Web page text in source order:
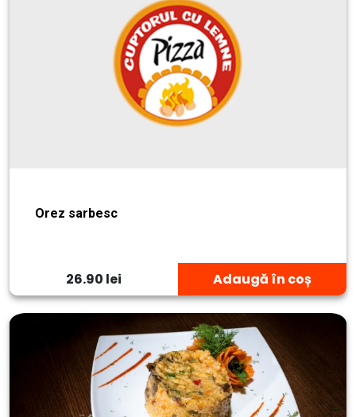
Orez sarbesc
26.90 lei Adaugă în coș